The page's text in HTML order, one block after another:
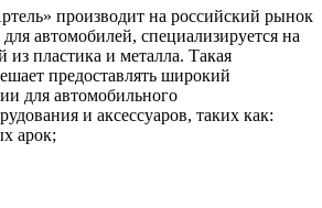
производит на российский рынок
автомобилей, специализируется на
из пластика и металла. Такая
предоставлять широкий
для автомобильного
и аксессуаров, таких как:
арок;